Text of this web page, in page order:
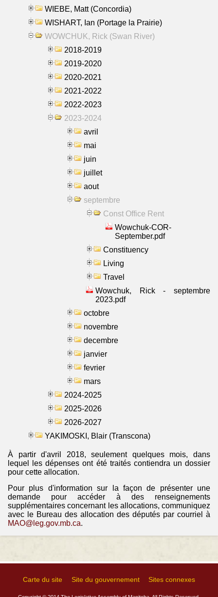
WIEBE, Matt (Concordia)
WISHART, Ian (Portage la Prairie)
WOWCHUK, Rick (Swan River)
2018-2019
2019-2020
2020-2021
2021-2022
2022-2023
2023-2024
avril
mai
juin
juillet
aout
septembre
Const Office Rent
Wowchuk-COR-
September.pdf
Constituency
Living
Travel
Wowchuk, Rick - septembre
2023.pdf
octobre
novembre
decembre
janvier
fevrier
mars
2024-2025
2025-2026
2026-2027
YAKIMOSKI, Blair (Transcona)
À partir d'avril 2018, seulement quelques mois, dans
lequel les dépenses ont été traités contiendra un dossier
pour cette allocation.
Pour plus d'information sur la façon de présenter une
demande pour accéder à des renseignements
supplémentaires concernant les allocations, communiquez
avec le Bureau des allocation des députés par courriel à
MAO@leg.gov.mb.ca.
Carte du site Site du gouvernement Sites connexes